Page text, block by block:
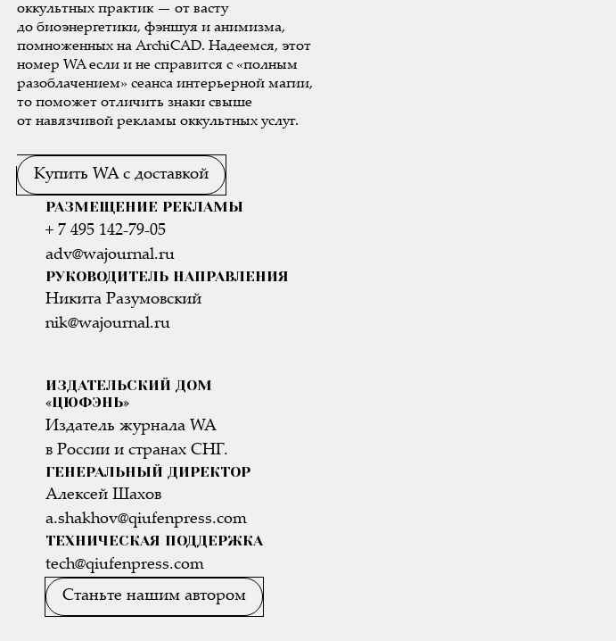
оккультных практик — от васту
до биоэнергетики, фэншуя и анимизма,
помноженных на ArchiCAD. Надеемся, этот
номер WA если и не справится с «полным
разоблачением» сеанса интерьерной магии,
то поможет отличить знаки свыше
от навязчивой рекламы оккультных услуг.
Купить WA с доставкой
РАЗМЕЩЕНИЕ РЕКЛАМЫ
+ 7 495 142-79-05
adv@wajournal.ru
РУКОВОДИТЕЛЬ НАПРАВЛЕНИЯ
Никита Разумовский
nik@wajournal.ru
ИЗДАТЕЛЬСКИЙ ДОМ
«ЦЮФЭНЬ»
Издатель журнала WA
в России и странах СНГ.
ГЕНЕРАЛЬНЫЙ ДИРЕКТОР
Алексей Шахов
a.shakhov@qiufenpress.com
ТЕХНИЧЕСКАЯ ПОДДЕРЖКА
tech@qiufenpress.com
Станьте нашим автором